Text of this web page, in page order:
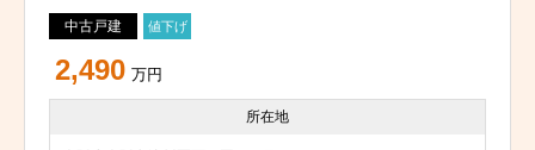
中古戸建 値下げ
2,490 万円
所在地